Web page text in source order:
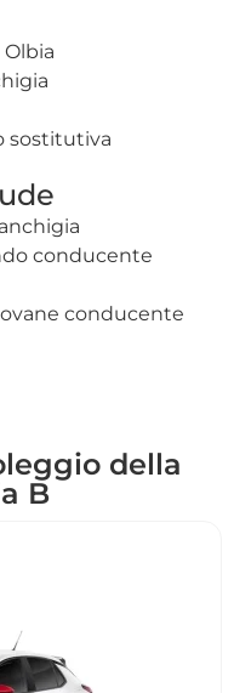
sostitutiva
conducente
conducente
della
B